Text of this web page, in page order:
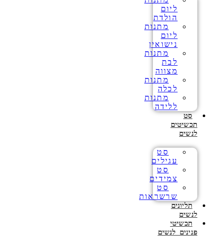
ליום
הולדת
מתנות
ליום
נישואין
מתנות
לבת
מצווה
מתנות
לכלה
מתנות
ללידה
סט
תכשיטים
לנשים
סט
עגילים
סט
צמידים
סט
שרשראות
תליונים
לנשים
תכשיטי
פנינים לנשים